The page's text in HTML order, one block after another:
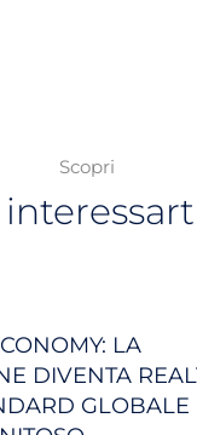
Scopri
LA
DIVENTA
GLOBALE